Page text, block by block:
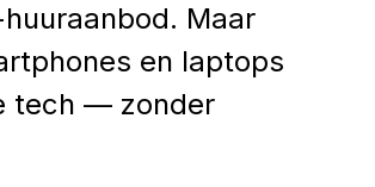
Maar
en laptops
tech — zonder